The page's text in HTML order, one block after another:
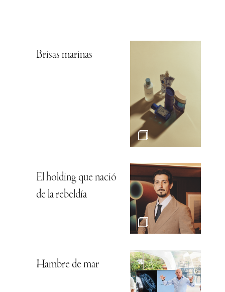
Brisas marinas
El holding que nació
de la rebeldía
Hambre de mar